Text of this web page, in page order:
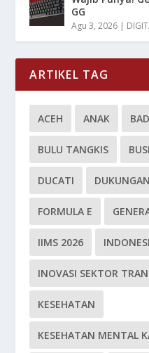
GG
Agu 3, 2026 |
ARTIKEL TAG
ACEH ANAK
BULU TANGKIS
DUCATI
FORMULA E
IIMS 2026
INOVASI SEKTOR
KESEHATAN
KESEHATAN MENTAL